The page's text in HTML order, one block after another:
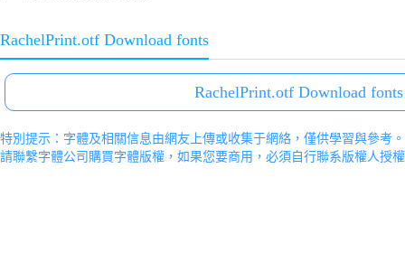
RachelPrint.otf Download fonts
RachelPrint.otf Download fonts
特別提示：字體及相關信息由網友上傳或收集于網絡，僅供學習與參考
請聯繫字體公司購買字體版權，如果您要商用，必須自行聯系版權人授